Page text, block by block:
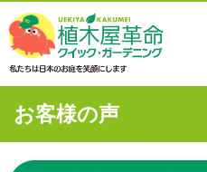
お客様の声